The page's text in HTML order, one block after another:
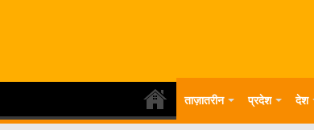
ताज़ातरीन प्रदेश देश